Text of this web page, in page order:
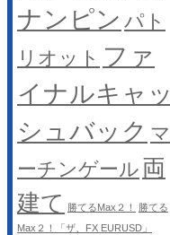
ナンピン パト
リオット ファ
イナルキャッ
シュバック マ
ーチンゲール 両
建て
勝てるMax２！
勝てる
Max２！「ザ、FX EURUSD」